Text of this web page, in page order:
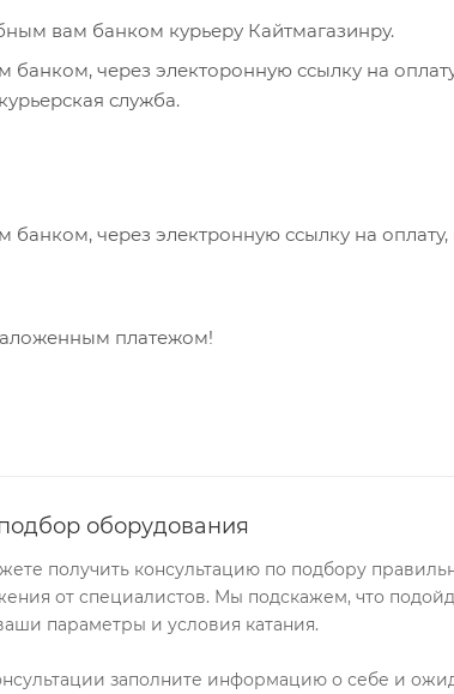
вам банком курьеру Кайтмагазинру.
банком, через электоронную ссылку на
служба.
банком, через электронную ссылку на
платежом!
оборудования
получить консультацию по подбору
от специалистов. Мы подскажем, что
параметры и условия катания.
заполните информацию о себе и